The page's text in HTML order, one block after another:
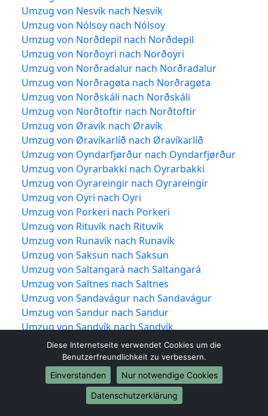
Umzug von Nesvík nach Nesvík
Umzug von Nólsoy nach Nólsoy
Umzug von Norðdepil nach Norðdepil
Umzug von Norðoyri nach Norðoyri
Umzug von Norðradalur nach Norðradalur
Umzug von Norðragøta nach Norðragøta
Umzug von Norðskáli nach Norðskáli
Umzug von Norðtoftir nach Norðtoftir
Umzug von Øravík nach Øravík
Umzug von Øravíkarlíð nach Øravíkarlíð
Umzug von Oyndarfjørður nach Oyndarfjørður
Umzug von Oyrarbakki nach Oyrarbakki
Umzug von Oyrareingir nach Oyrareingir
Umzug von Oyri nach Oyri
Umzug von Porkeri nach Porkeri
Umzug von Rituvík nach Rituvík
Umzug von Runavík nach Runavík
Umzug von Saksun nach Saksun
Umzug von Saltangará nach Saltangará
Umzug von Saltnes nach Saltnes
Umzug von Sandavágur nach Sandavágur
Umzug von Sandur nach Sandur
Umzug von Sandvík nach Sandvík
Umzug von Selatrað nach Selatrað
Umzug von Signabøur nach Signabøur
Umzug von Skælingur nach Skælingur
Umzug von Skálabotnur nach Skálabotnur
Umzug von Skálatoftir nach Skálatoftir
Diese Internetseite verwendet Cookies um die
Benutzerfreundlichkeit zu verbessern.
Einverstanden
Nur notwendige Cookies
Datenschutzerklärung